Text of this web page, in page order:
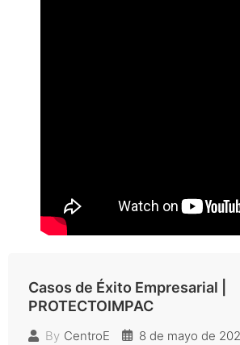
Casos de Éxito Empresarial |
PROTECTOIMPAC
By CentroE 8 de mayo de